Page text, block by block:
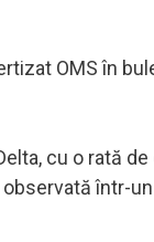
OMS în
cu o rată de
într-